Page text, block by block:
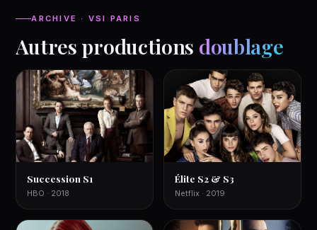
ARCHIVE · VSI PARIS
Autres productions doublage
Succession S1
HBO · 2018
Élite S2 & S3
Netflix · 2019